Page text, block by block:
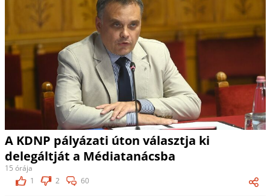
A KDNP pályázati úton választja ki
delegáltját a Médiatanácsba
15 órája
1
2 60